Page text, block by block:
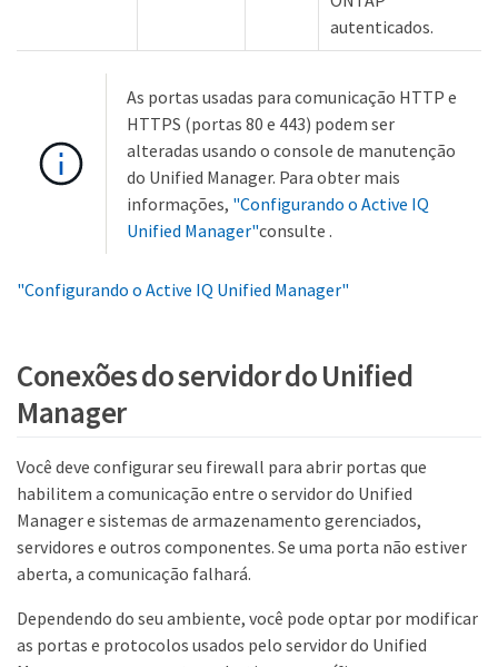
autenticados.
As portas usadas para comunicação HTTP e
HTTPS (portas 80 e 443) podem ser
alteradas usando o console de manutenção
do Unified Manager. Para obter mais
informações, "Configurando o Active IQ
Unified Manager"consulte .
"Configurando o Active IQ Unified Manager"
Conexões do servidor do Unified
Manager
Você deve configurar seu firewall para abrir portas que
habilitem a comunicação entre o servidor do Unified
Manager e sistemas de armazenamento gerenciados,
servidores e outros componentes. Se uma porta não estiver
aberta, a comunicação falhará.
Dependendo do seu ambiente, você pode optar por modificar
as portas e protocolos usados pelo servidor do Unified